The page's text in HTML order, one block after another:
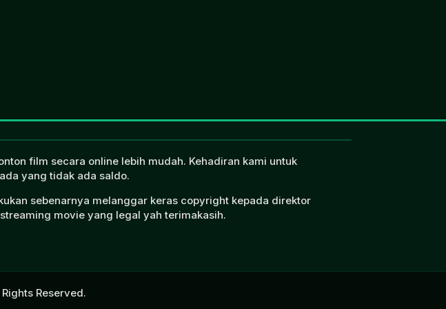
film secara online lebih mudah. Kehadiran kami untuk
yang tidak ada saldo.
sebenarnya melanggar keras copyright kepada direktor
movie yang legal yah terimakasih.
Rights Reserved.